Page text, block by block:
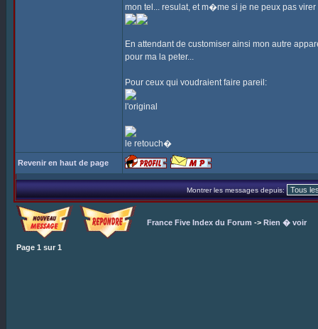
mon tel... resulat, et m�me si je ne peux pas
En attendant de customiser ainsi mon autre
pour ma la peter...
Pour ceux qui voudraient faire pareil:
l'original
le retouch�
Revenir en haut de page
Montrer les messages depuis:
France Five Index du Forum -> Rien � voir
Page 1 sur 1